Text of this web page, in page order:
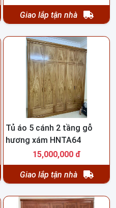
Giao lắp tận nhà
Tủ áo 5 cánh 2 tầng gỗ
hương xám HNTA64
15,000,000 đ
Giao lắp tận nhà